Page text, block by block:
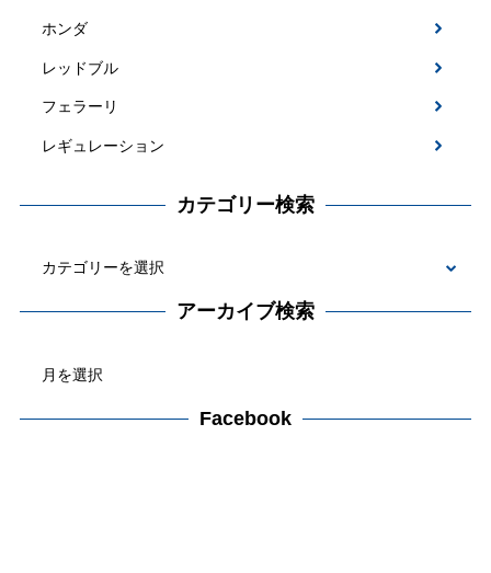
ホンダ
レッドブル
フェラーリ
レギュレーション
カテゴリー検索
検
アーカイブ検索
カ
Facebook